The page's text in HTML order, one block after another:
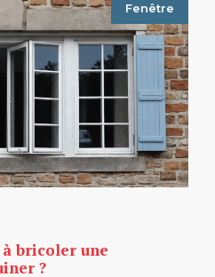
Fenêtre
bricoler une
?